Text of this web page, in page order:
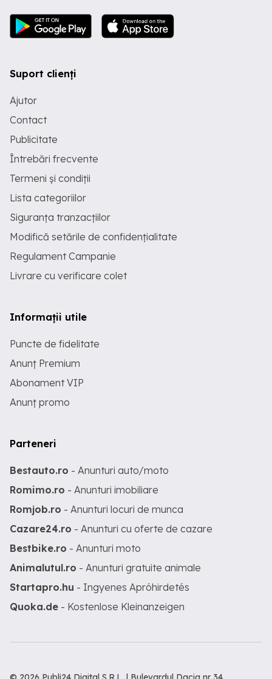
Suport clienți
Ajutor
Contact
Publicitate
Întrebări frecvente
Termeni și condiții
Lista categoriilor
Siguranța tranzacțiilor
Modifică setările de confidențialitate
Regulament Campanie
Livrare cu verificare colet
Informații utile
Puncte de fidelitate
Anunț Premium
Abonament VIP
Anunț promo
Parteneri
Bestauto.ro - Anunturi auto/moto
Romimo.ro - Anunturi imobiliare
Romjob.ro - Anunturi locuri de munca
Cazare24.ro - Anunturi cu oferte de cazare
Bestbike.ro - Anunturi moto
Animalutul.ro - Anunturi gratuite animale
Startapro.hu - Ingyenes Apróhirdetés
Quoka.de - Kostenlose Kleinanzeigen